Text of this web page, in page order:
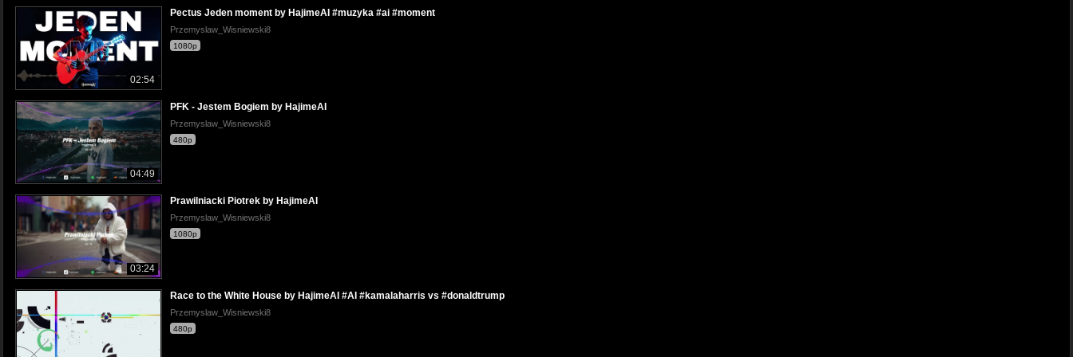
02:54
Pectus Jeden moment by HajimeAI #muzyka #ai #moment
Przemyslaw_Wisniewski8
1080p
04:49
PFK - Jestem Bogiem by HajimeAI
Przemyslaw_Wisniewski8
480p
03:24
Prawilniacki Piotrek by HajimeAI
Przemyslaw_Wisniewski8
1080p
Race to the White House by HajimeAI #AI #kamalaharris vs #donaldtrump
Przemyslaw_Wisniewski8
480p